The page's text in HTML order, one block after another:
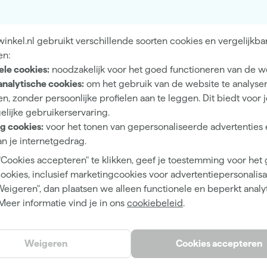
gebruikt verschillende soorten cookies en
cookies: noodzakelijk voor het goed functioneren van de
cookies: om het gebruik van de website te
zonder persoonlijke profielen aan te leggen. Dit biedt voor
gebruikerservaring.
cookies: voor het tonen van gepersonaliseerde advertenties
je internetgedrag.
accepteren" te klikken, geef je toestemming voor het
inclusief marketingcookies voor
dan plaatsen we alleen functionele en beperkt
informatie vind je in ons cookiebeleid.
Cookies accepteren
Weigeren
18 V
Body
18
Accu
2
IP44